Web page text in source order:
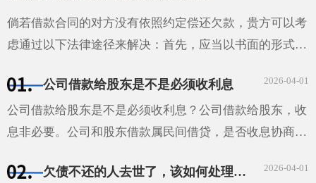
倘若借款合同的对方没有依照约定偿还欠款，贵方可以考
虑通过以下法律途径来解决：首先，应当以书面的形式给
果经过催告···
2026-04-01
公司借款给股东是不是必须收利息
公司借款给股东是不是必须收利息？公司借款给股东，收
息非必要。公司和股东借款属民间借贷，是否收息协商确
视为无利息；约定不明且无法补充协议，自然人股东借款
2026-04-01
欠债不还的人去世了，该如何处理债务？